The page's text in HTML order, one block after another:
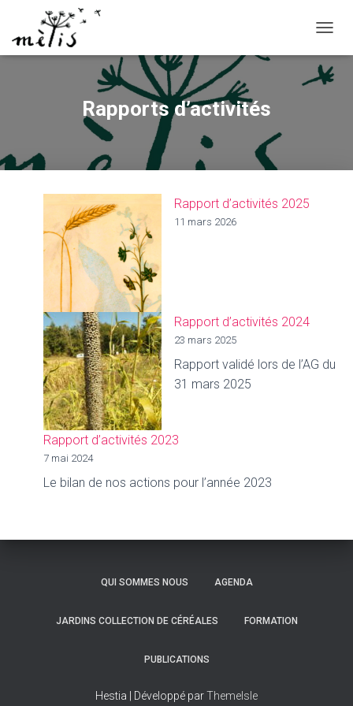
Rapports d’activités
Rapport d’activités 2025
11 mars 2026
Rapport d’activités 2024
23 mars 2025
Rapport validé lors de l’AG du
31 mars 2025
Rapport d’activités 2023
7 mai 2024
Le bilan de nos actions pour l’année 2023
QUI SOMMES NOUS AGENDA
JARDINS COLLECTION DE CÉRÉALES FORMATION
PUBLICATIONS
Hestia | Développé parThemeIsle